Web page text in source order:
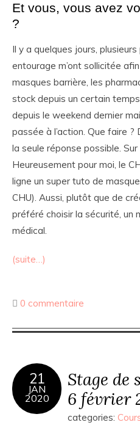
Et vous, vous avez
?
Il y a quelques jours,
entourage m’ont sollicitée
masques barrière, les
stock depuis un certain
depuis le weekend dernier
passée à l’action. Que faire ?
la seule réponse possible.
Heureusement pour moi, le
ligne un super tuto de
CHU). Aussi, plutôt que de
préféré choisir la sécurité, un
médical.
(suite…)
0 commentaire
21
JAN
2020
Stage de
6 février
categories: